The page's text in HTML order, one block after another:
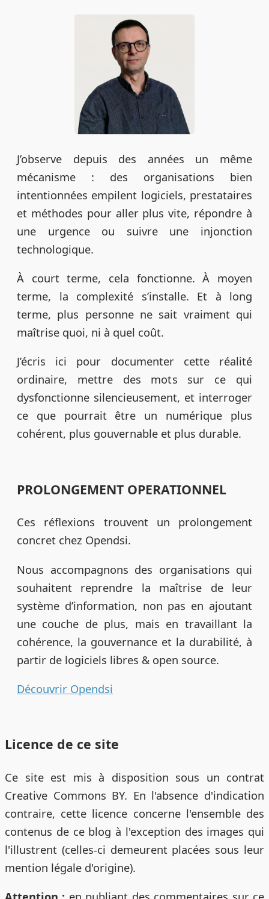
J’observe depuis des années un même
mécanisme : des organisations bien
intentionnées empilent logiciels, prestataires
et méthodes pour aller plus vite, répondre à
une urgence ou suivre une injonction
technologique.
À court terme, cela fonctionne. À moyen
terme, la complexité s’installe. Et à long
terme, plus personne ne sait vraiment qui
maîtrise quoi, ni à quel coût.
J’écris ici pour documenter cette réalité
ordinaire, mettre des mots sur ce qui
dysfonctionne silencieusement, et interroger
ce que pourrait être un numérique plus
cohérent, plus gouvernable et plus durable.
PROLONGEMENT OPERATIONNEL
Ces réflexions trouvent un prolongement
concret chez Opendsi.
Nous accompagnons des organisations qui
souhaitent reprendre la maîtrise de leur
système d’information, non pas en ajoutant
une couche de plus, mais en travaillant la
cohérence, la gouvernance et la durabilité, à
partir de logiciels libres & open source.
Découvrir Opendsi
Licence de ce site
Ce site est mis à disposition sous un contrat
Creative Commons BY. En l'absence d'indication
contraire, cette licence concerne l'ensemble des
contenus de ce blog à l'exception des images qui
l'illustrent (celles-ci demeurent placées sous leur
mention légale d'origine).